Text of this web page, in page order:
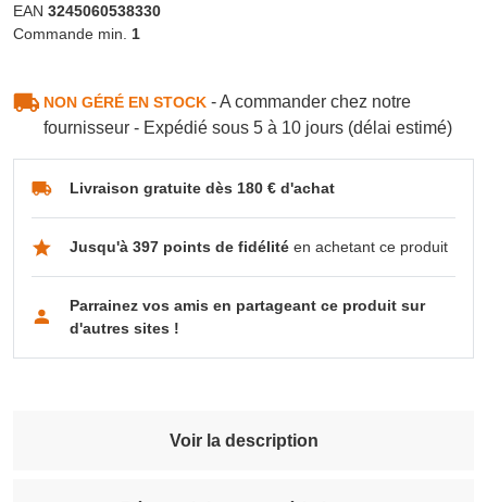
EAN 3245060538330
Commande min. 1
NON GÉRÉ EN STOCK- A commander chez notre
fournisseur - Expédié sous 5 à 10 jours (délai estimé)
Livraison gratuite dès 180 € d'achat
Jusqu'à 397 points de fidélitéen achetant ce produit
Parrainez vos amis en partageant ce produit sur
d'autres sites !
Voir la description